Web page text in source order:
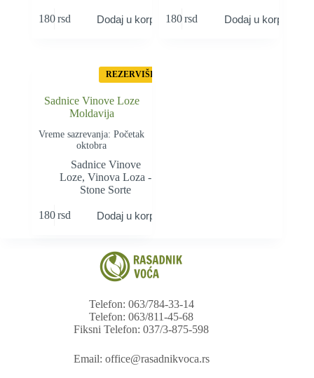
180rsd Dodaj u korpu 180 rsd Dodaj u korpu
REZERVIŠI
Sadnice Vinove Loze
Moldavija
Vreme sazrevanja: Početak
oktobra
Sadnice Vinove
Loze,Vinova Loza -
Stone Sorte
180rsd Dodaj u korpu
Telefon: 063/784-33-14
Telefon: 063/811-45-68
Fiksni Telefon: 037/3-875-598
Email: office@rasadnikvoca.rs